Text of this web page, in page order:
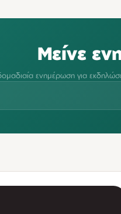
Μείνε
ενημέρωση για